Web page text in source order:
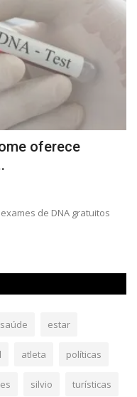
oferece
de DNA gratuitos
saúde estar
atleta políticas
silvio turísticas